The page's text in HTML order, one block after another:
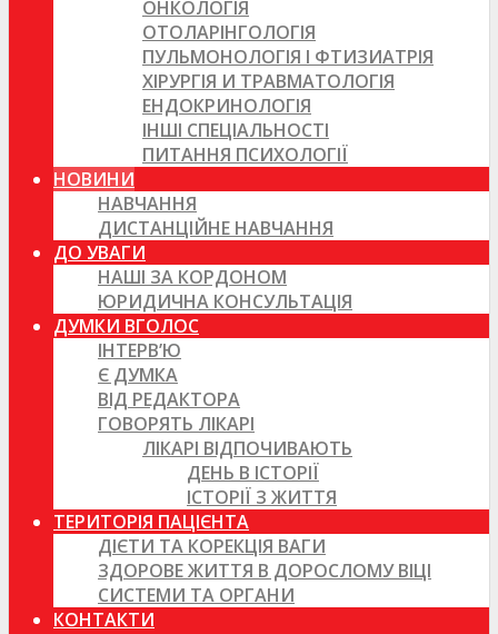
ОНКОЛОГІЯ
ОТОЛАРІНГОЛОГІЯ
ПУЛЬМОНОЛОГІЯ І ФТИЗИАТРІЯ
ХІРУРГІЯ И ТРАВМАТОЛОГІЯ
ЕНДОКРИНОЛОГІЯ
ІНШІ СПЕЦІАЛЬНОСТІ
ПИТАННЯ ПСИХОЛОГІЇ
НОВИНИ
НАВЧАННЯ
ДИСТАНЦІЙНЕ НАВЧАННЯ
ДО УВАГИ
НАШІ ЗА КОРДОНОМ
ЮРИДИЧНА КОНСУЛЬТАЦІЯ
ДУМКИ ВГОЛОС
ІНТЕРВ’Ю
Є ДУМКА
ВІД РЕДАКТОРА
ГОВОРЯТЬ ЛІКАРІ
ЛІКАРІ ВІДПОЧИВАЮТЬ
ДЕНЬ В ІСТОРІЇ
ІСТОРІЇ З ЖИТТЯ
ТЕРИТОРІЯ ПАЦІЄНТА
ДІЄТИ ТА КОРЕКЦІЯ ВАГИ
ЗДОРОВЕ ЖИТТЯ В ДОРОСЛОМУ ВІЦІ
СИСТЕМИ ТА ОРГАНИ
КОНТАКТИ